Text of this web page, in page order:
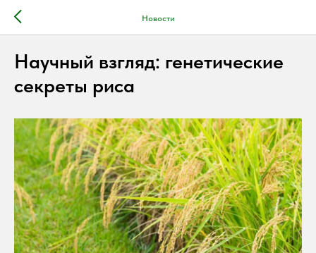
Новости
Научный взгляд: генетические
секреты риса